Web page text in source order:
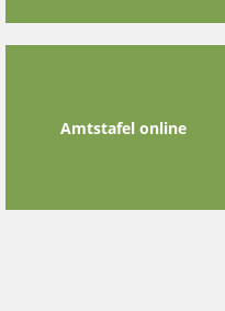
Amtstafel online